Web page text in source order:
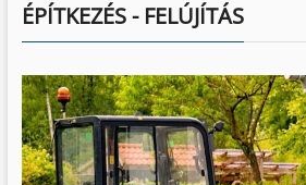
ÉPÍTKEZÉS - FELÚJÍTÁS